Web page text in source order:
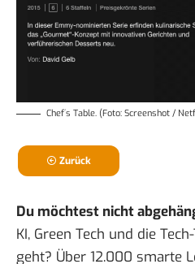
Chef´s Table. (Foto: Screenshot /
Zurück
Du möchtest nicht
KI, Green Tech und die
geht? Über 12.000 smarte